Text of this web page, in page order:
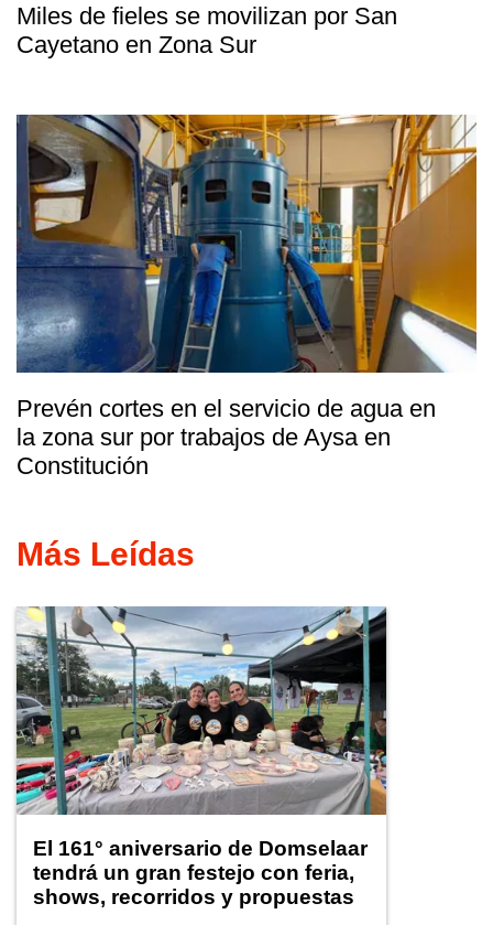
Miles de fieles se movilizan por San
Cayetano en Zona Sur
Prevén cortes en el servicio de agua en
la zona sur por trabajos de Aysa en
Constitución
Más Leídas
El 161° aniversario de Domselaar
tendrá un gran festejo con feria,
shows, recorridos y propuestas